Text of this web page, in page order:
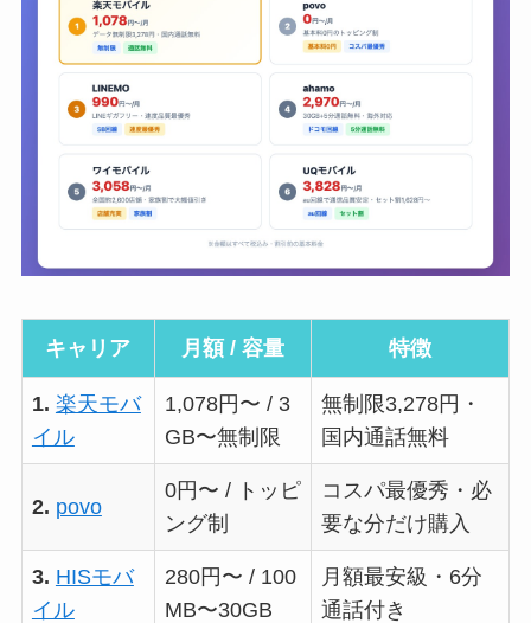
キャリア 月額 / 容量 特徴
1. 楽天モバ
イル
1,078円〜 / 3
GB〜無制限
無制限3,278円・
国内通話無料
2. povo
0円〜 / トッピ
ング制
コスパ最優秀・必
要な分だけ購入
3. HISモバ
イル
280円〜 / 100
MB〜30GB
月額最安級・6分
通話付き